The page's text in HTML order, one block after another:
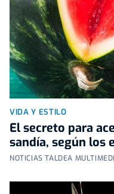
VIDA Y ESTILO
El secreto para
sandía, según los
NOTICIAS TALDEA